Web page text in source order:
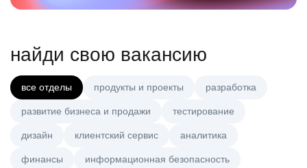
найди свою вакансию
все отделы продукты и проекты разработка
развитие бизнеса и продажи тестирование
дизайн клиентский сервис аналитика
финансы информационная безопасность